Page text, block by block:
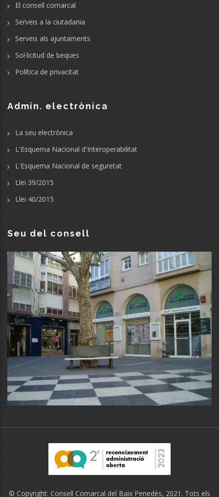
El consell comarcal
Serveis a la ciutadania
Serveis als ajuntaments
Sol·licitud de beques
Política de privacitat
Admin. electrònica
La seu electrònica
L'Esquema Nacional d'Interoperabilitat
L'Esquema Nacional de seguretat
Llei 39/2015
Llei 40/2015
Seu del consell
© Copyright: Consell Comarcal del Baix Penedès, 2021. Tots els